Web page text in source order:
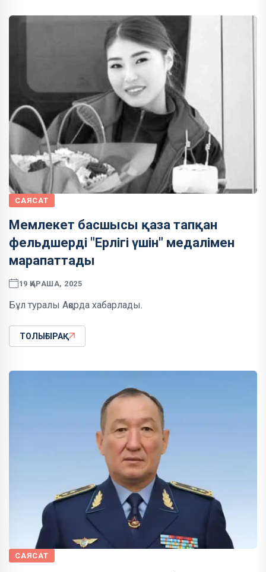
САЯСАТ
Мемлекет басшысы қаза тапқан
фельдшерді "Ерлігі үшін" медалімен
марапаттады
19 ҚАРАША, 2025
Бұл туралы Ақорда хабарлады.
ТОЛЫҒЫРАҚ
САЯСАТ